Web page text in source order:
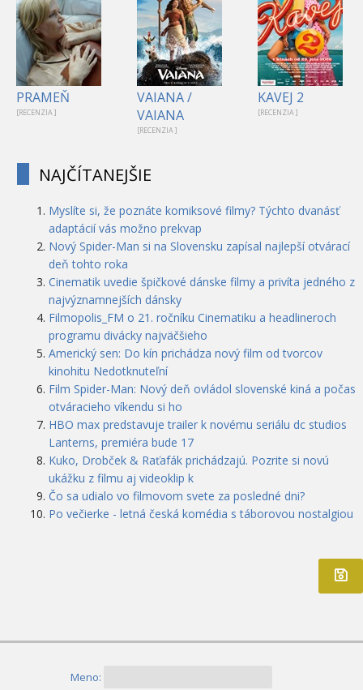
PRAMEŇ
[RECENZIA ]
VAIANA /
VAIANA
[RECENZIA ]
KAVEJ 2
[RECENZIA ]
NAJČÍTANEJŠIE
Myslíte si, že poznáte komiksové filmy? Týchto dvanásť
adaptácií vás možno prekvap
Nový Spider-Man si na Slovensku zapísal najlepší otvárací
deň tohto roka
Cinematik uvedie špičkové dánske filmy a privíta jedného z
najvýznamnejších dánsky
Filmopolis_FM o 21. ročníku Cinematiku a headlineroch
programu divácky najväčšieho
Americký sen: Do kín prichádza nový film od tvorcov
kinohitu Nedotknuteľní
Film Spider-Man: Nový deň ovládol slovenské kiná a počas
otváracieho víkendu si ho
HBO max predstavuje trailer k novému seriálu dc studios
Lanterns, premiéra bude 17
Kuko, Drobček & Raťafák prichádzajú. Pozrite si novú
ukážku z filmu aj videoklip k
Čo sa udialo vo filmovom svete za posledné dni?
Po večierke - letná česká komédia s táborovou nostalgiou
Meno: